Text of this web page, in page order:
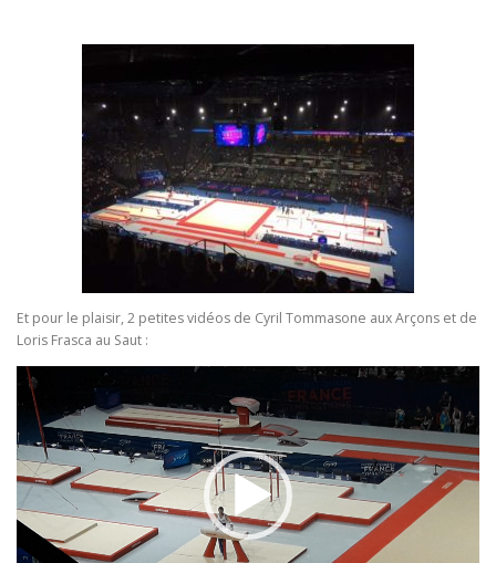
Et pour le plaisir, 2 petites vidéos de Cyril Tommasone aux Arçons et de
Loris Frasca au Saut :
Lecteur
vidéo